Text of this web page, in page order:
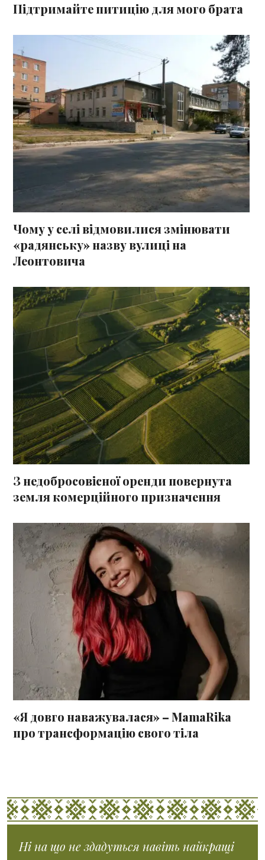
Підтримайте питицію для мого брата
Чому у селі відмовилися змінювати
«радянську» назву вулиці на
Леонтовича
З недобросовісної оренди повернута
земля комерційного призначення
«Я довго наважувалася» – MamaRika
про трансформацію свого тіла
Ні на що не здадуться навіть найкращі